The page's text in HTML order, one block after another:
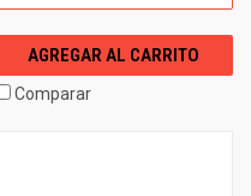
AGREGAR AL CARRITO
Comparar